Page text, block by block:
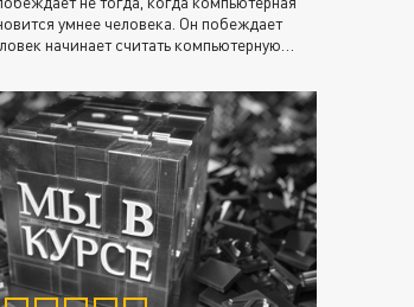
умнее человека. Он побеждает
начинает считать компьютерную